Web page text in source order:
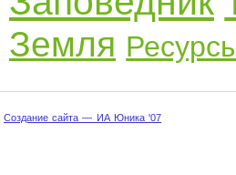
Земля
Создание сайта — ИА Юника '07